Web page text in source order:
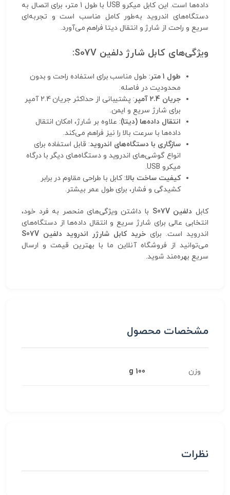
داده‌ها است. این کابل میکرو USB با طول 1 متر، برای اتصال به
دستگاه‌های اندروید به‌طور کامل مناسب است و تجربه‌ای
سریع و راحت از شارژ و انتقال دیتا فراهم می‌آورد.
ویژگی‌های کابل شارژ دلفین S07V:
طول 1 متر
: طول مناسب برای استفاده راحت و بدون
محدودیت در فاصله.
جریان 2.4 آمپر
: پشتیبانی از حداکثر جریان 2.4 آمپر
برای شارژ سریع و ایمن.
انتقال داده‌ها (دیتا): علاوه بر شارژ، امکان انتقال
داده‌ها با سرعت بالا را نیز فراهم می‌کند.
سازگاری با دستگاه‌های اندروید: قابل استفاده برای
انواع گوشی‌های اندروید و دستگاه‌های دیگر با درگاه
میکرو USB.
کیفیت ساخت بالا: کابل با طراحی مقاوم در برابر
کشیدگی و فشار، برای طول عمر بیشتر.
کابل دلفین S07V
با داشتن ویژگی‌های منحصر به فرد خود،
انتخابی عالی برای شارژ سریع و انتقال داده‌ها از دستگاه‌های
اندروید است. برایخرید کابل شارژر اندروید دلفین S07V
می‌توانید از فروشگاه آنلاین ما با بهترین قیمت و ارسال
سریع بهره‌مند شوید.
مشخصات محصول
وزن 100 g
نظرات